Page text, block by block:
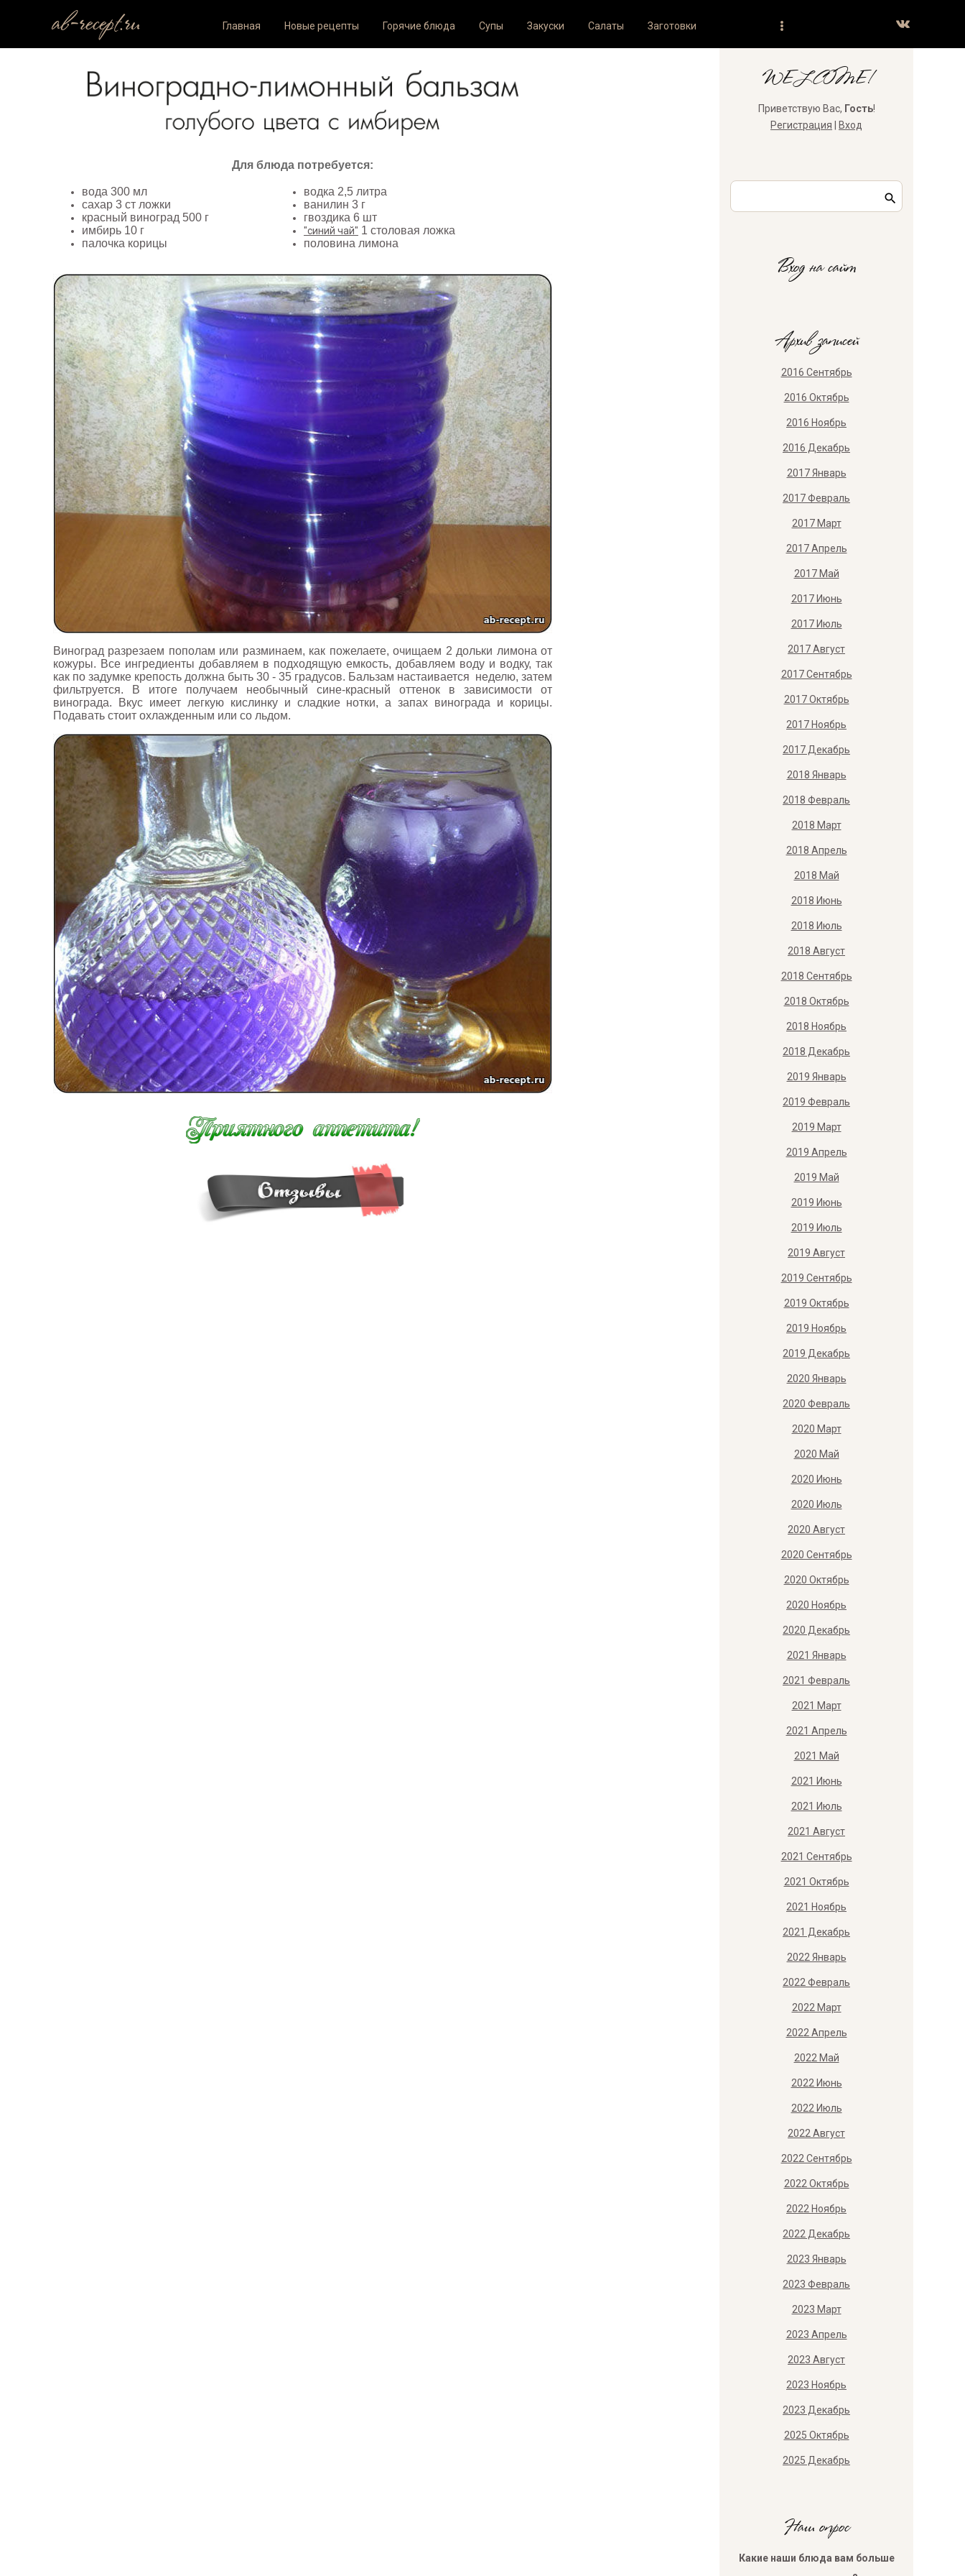
ab-recept.ru Главная Новые рецепты Горячие блюда Супы Закуски Салаты Заготовки
Для блюда потребуется:
вода 300 мл
сахар 3 ст ложки
красный виноград 500 г
имбирь 10 г
палочка корицы
водка 2,5 литра
ванилин 3 г
гвоздика 6 шт
"синий чай" 1 столовая ложка
половина лимона
Виноград разрезаем пополам или разминаем, как пожелаете, очищаем 2 дольки лимона от
кожуры. Все ингредиенты добавляем в подходящую емкость, добавляем воду и водку, так
как по задумке крепость должна быть 30 - 35 градусов. Бальзам настаивается неделю, затем
фильтруется. В итоге получаем необычный сине-красный оттенок в зависимости от
винограда. Вкус имеет легкую кислинку и сладкие нотки, а запах винограда и корицы.
Подавать стоит охлажденным или со льдом.
WELCOME!
Приветствую Вас, Гость!
Регистрация
Вход
Вход на сайт
Архив записей
2016 Сентябрь
2016 Октябрь
2016 Ноябрь
2016 Декабрь
2017 Январь
2017 Февраль
2017 Март
2017 Апрель
2017 Май
2017 Июнь
2017 Июль
2017 Август
2017 Сентябрь
2017 Октябрь
2017 Ноябрь
2017 Декабрь
2018 Январь
2018 Февраль
2018 Март
2018 Апрель
2018 Май
2018 Июнь
2018 Июль
2018 Август
2018 Сентябрь
2018 Октябрь
2018 Ноябрь
2018 Декабрь
2019 Январь
2019 Февраль
2019 Март
2019 Апрель
2019 Май
2019 Июнь
2019 Июль
2019 Август
2019 Сентябрь
2019 Октябрь
2019 Ноябрь
2019 Декабрь
2020 Январь
2020 Февраль
2020 Март
2020 Май
2020 Июнь
2020 Июль
2020 Август
2020 Сентябрь
2020 Октябрь
2020 Ноябрь
2020 Декабрь
2021 Январь
2021 Февраль
2021 Март
2021 Апрель
2021 Май
2021 Июнь
2021 Июль
2021 Август
2021 Сентябрь
2021 Октябрь
2021 Ноябрь
2021 Декабрь
2022 Январь
2022 Февраль
2022 Март
2022 Апрель
2022 Май
2022 Июнь
2022 Июль
2022 Август
2022 Сентябрь
2022 Октябрь
2022 Ноябрь
2022 Декабрь
2023 Январь
2023 Февраль
2023 Март
2023 Апрель
2023 Август
2023 Ноябрь
2023 Декабрь
2025 Октябрь
2025 Декабрь
Наш опрос
Какие наши блюда вам больше